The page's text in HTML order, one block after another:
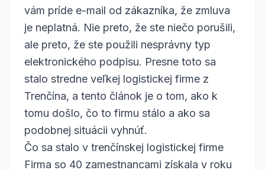
vám príde e-mail od zákazníka, že zmluva
je neplatná. Nie preto, že ste niečo porušili,
ale preto, že ste použili nesprávny typ
elektronického podpisu. Presne toto sa
stalo stredne veľkej logistickej firme z
Trenčína, a tento článok je o tom, ako k
tomu došlo, čo to firmu stálo a ako sa
podobnej situácii vyhnúť.
Čo sa stalo v trenčínskej logistickej firme
Firma so 40 zamestnancami získala v roku